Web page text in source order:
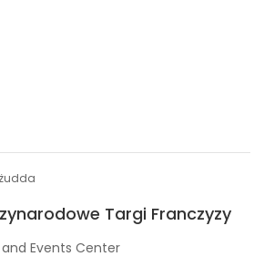
Targi Franczyzy
Events Center